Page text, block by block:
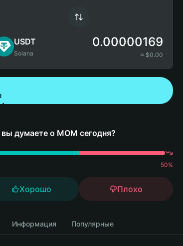
USDT
Solana
0.00000169
≈ $0.00
думаете о MOM сегодня?
50%
Хорошо Плохо
Информация Популярные